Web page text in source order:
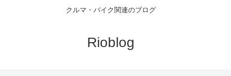
クルマ・バイク関連のブログ
Rioblog